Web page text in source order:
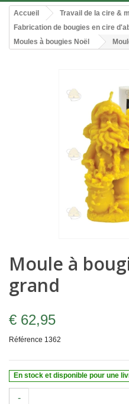
Accueil
Travail de la cire &
Fabrication de bougies en cire
Moules à bougies Noël
Moule à
grand
€ 62,95
Référence 1362
En stock et disponible pour une
-